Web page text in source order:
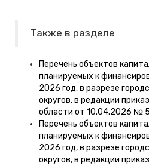
Также в разделе
Перечень объектов
планируемых к
2026 год, в разрезе
округов, в редакции
области от 10.04.2026 №
Перечень объектов
планируемых к
2026 год, в разрезе
округов, в редакции